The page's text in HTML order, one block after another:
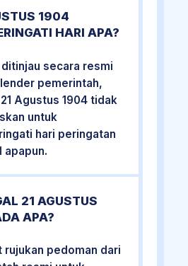
1904
HARI APA?
secara resmi
pemerintah,
Agustus 1904 tidak
untuk
hari peringatan
apapun.
21 AGUSTUS
APA?
rujukan pedoman dari